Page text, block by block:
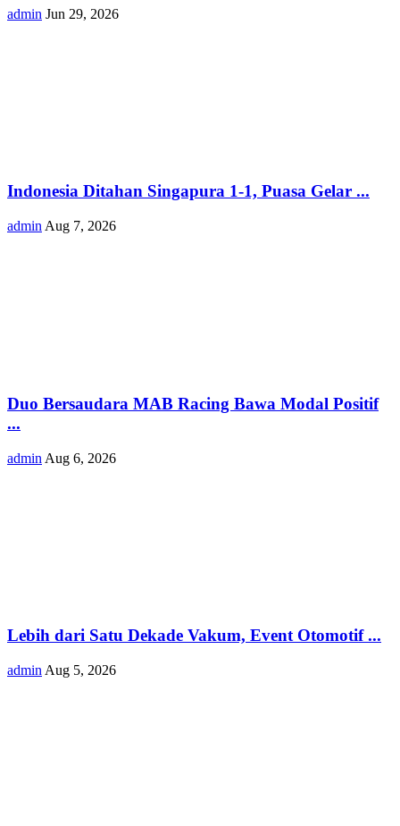
admin Jun 29, 2026
Indonesia Ditahan Singapura 1-1, Puasa Gelar ...
admin Aug 7, 2026
Duo Bersaudara MAB Racing Bawa Modal Positif
...
admin Aug 6, 2026
Lebih dari Satu Dekade Vakum, Event Otomotif ...
admin Aug 5, 2026